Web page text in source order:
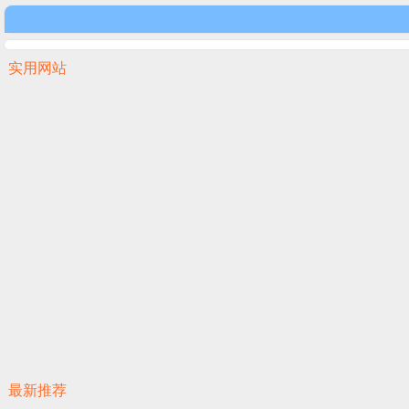
实用网站
最新推荐